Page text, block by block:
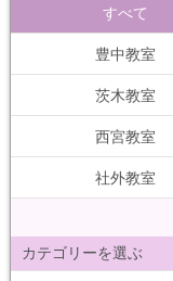
すべて
豊中教室
茨木教室
西宮教室
社外教室
カテゴリーを選ぶ